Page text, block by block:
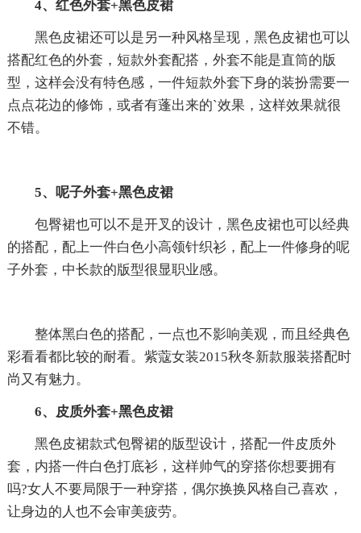
4、红色外套+黑色皮裙
黑色皮裙还可以是另一种风格呈现，黑色皮裙也可以
搭配红色的外套，短款外套配搭，外套不能是直筒的版
型，这样会没有特色感，一件短款外套下身的装扮需要一
点点花边的修饰，或者有蓬出来的`效果，这样效果就很
不错。
5、呢子外套+黑色皮裙
包臀裙也可以不是开叉的设计，黑色皮裙也可以经典
的搭配，配上一件白色小高领针织衫，配上一件修身的呢
子外套，中长款的版型很显职业感。
整体黑白色的搭配，一点也不影响美观，而且经典色
彩看看都比较的耐看。紫蔻女装2015秋冬新款服装搭配时
尚又有魅力。
6、皮质外套+黑色皮裙
黑色皮裙款式包臀裙的版型设计，搭配一件皮质外
套，内搭一件白色打底衫，这样帅气的穿搭你想要拥有
吗?女人不要局限于一种穿搭，偶尔换换风格自己喜欢，
让身边的人也不会审美疲劳。